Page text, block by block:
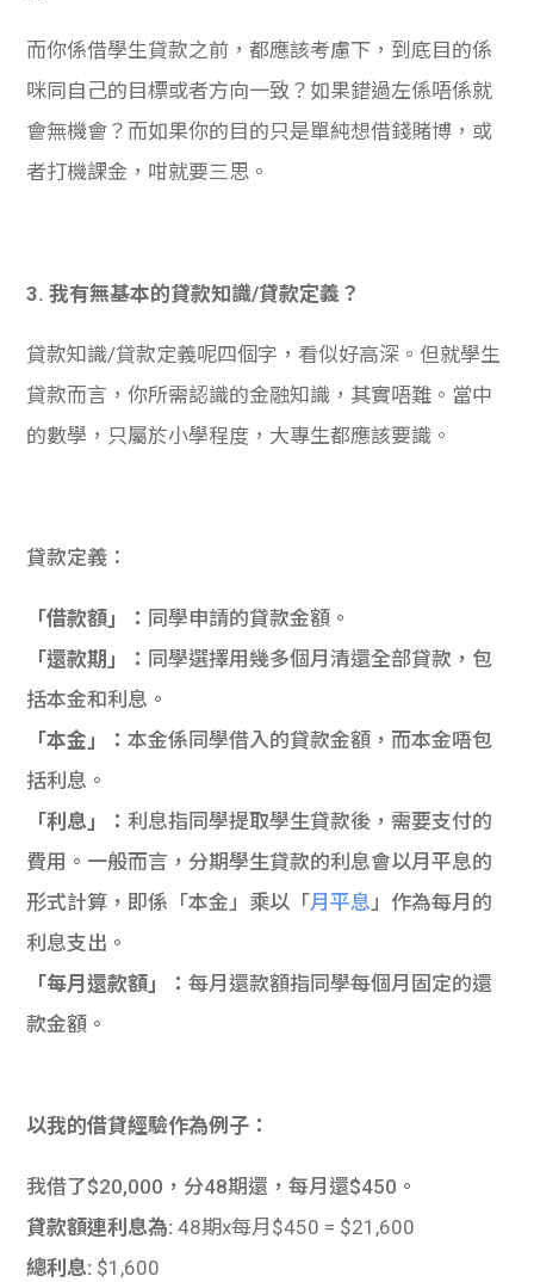
而你係借學生貸款之前，都應該考慮下，到底目的係
咪同自己的目標或者方向一致？如果錯過左係唔係就
會無機會？而如果你的目的只是單純想借錢賭博，或
者打機課金，咁就要三思。
3. 我有無基本的貸款知識/貸款定義？
貸款知識/貸款定義呢四個字，看似好高深。但就學生
貸款而言，你所需認識的金融知識，其實唔難。當中
的數學，只屬於小學程度，大專生都應該要識。
貸款定義：
「借款額」： 同學申請的貸款金額。
「還款期」： 同學選擇用幾多個月清還全部貸款，包
括本金和利息。
「本金」：本金係同學借入的貸款金額，而本金唔包
括利息。
「利息」：利息指同學提取學生貸款後，需要支付的
費用。一般而言，分期學生貸款的利息會以月平息的
形式計算，即係「本金」乘以「月平息」作為每月的
利息支出。
「每月還款額」：每月還款額指同學每個月固定的還
款金額。
以我的借貸經驗作為例子：
我借了$20,000，分48期還，每月還$450。
貸款額連利息為:48期x每月$450 = $21,600
總利息: $1,600